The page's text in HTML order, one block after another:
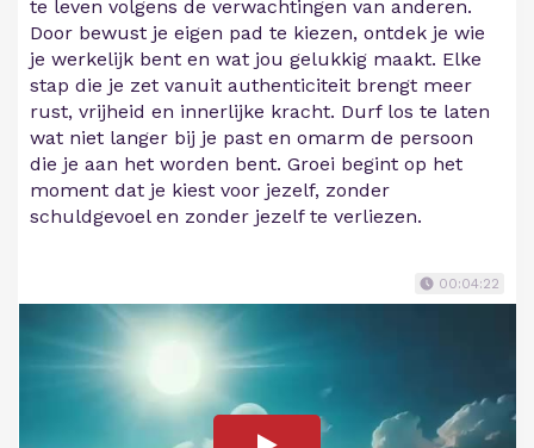
te leven volgens de verwachtingen van anderen.
Door bewust je eigen pad te kiezen, ontdek je wie
je werkelijk bent en wat jou gelukkig maakt. Elke
stap die je zet vanuit authenticiteit brengt meer
rust, vrijheid en innerlijke kracht. Durf los te laten
wat niet langer bij je past en omarm de persoon
die je aan het worden bent. Groei begint op het
moment dat je kiest voor jezelf, zonder
schuldgevoel en zonder jezelf te verliezen.
00:04:22